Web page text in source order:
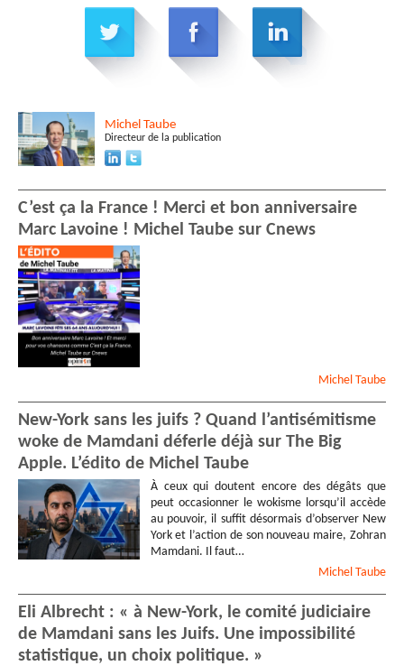
Michel Taube
Directeur de la publication
C’est ça la France ! Merci et bon anniversaire
Marc Lavoine ! Michel Taube sur Cnews
Michel Taube
New-York sans les juifs ? Quand l’antisémitisme
woke de Mamdani déferle déjà sur The Big
Apple. L’édito de Michel Taube
À ceux qui doutent encore des dégâts que
peut occasionner le wokisme lorsqu’il accède
au pouvoir, il suffit désormais d’observer New
York et l’action de son nouveau maire, Zohran
Mamdani. Il faut…
Michel Taube
Eli Albrecht : « à New-York, le comité judiciaire
de Mamdani sans les Juifs. Une impossibilité
statistique, un choix politique. »